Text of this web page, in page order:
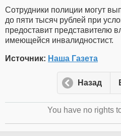
Сотрудники полиции могут
до пяти тысяч рублей при
предоставит представителю
имеющейся инвалидностист.
Источник: Наша Газета
Назад
You have no rights